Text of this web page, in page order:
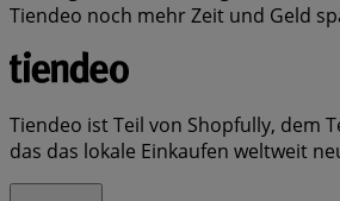
Tiendeo noch mehr Zeit und Geld
Tiendeo ist Teil von Shopfully, dem
das das lokale Einkaufen weltweit